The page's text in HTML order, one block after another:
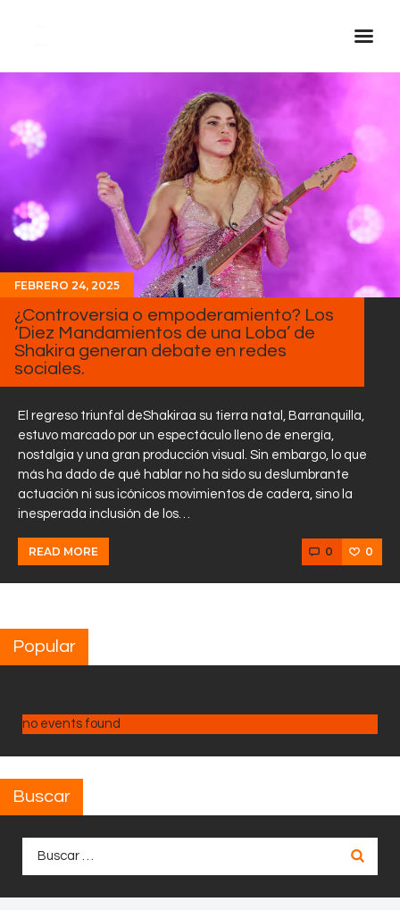
Inicio Real FM
Streaming
En Vivo
Descarga La APP
Programas
Noticias
Equipo
Sobre Nosotros
Contactos
FEBRERO 24, 2025
¿Controversia o empoderamiento? Los
‘Diez Mandamientos de una Loba’ de
Shakira generan debate en redes
sociales.
El regreso triunfal deShakiraa su tierra natal, Barranquilla,
estuvo marcado por un espectáculo lleno de energía,
nostalgia y una gran producción visual. Sin embargo, lo que
más ha dado de qué hablar no ha sido su deslumbrante
actuación ni sus icónicos movimientos de cadera, sino la
inesperada inclusión de los…
READ MORE 0 0
Popular
no events found
Buscar